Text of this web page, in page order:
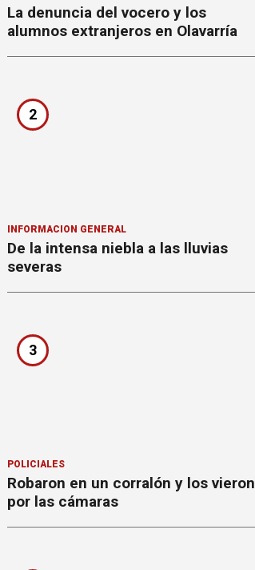
La denuncia del vocero y los
alumnos extranjeros en Olavarría
2
INFORMACION GENERAL
De la intensa niebla a las lluvias
severas
3
POLICIALES
Robaron en un corralón y los vieron
por las cámaras